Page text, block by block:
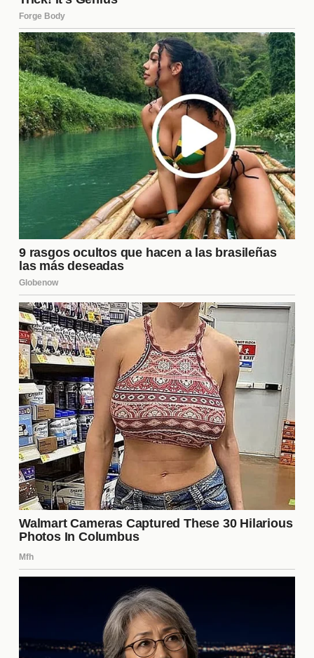
ser estables a largo plazo si ambas partes están
comprometidas a trabajar en su relación. La clave
está en la comunicación constante, la confianza y
el respeto mutuo. Muchas parejas que optan por
este estilo de relación descubren que, al enfrentar
juntos los desafíos y celebrar las alegrías, pueden
construir un vínculo sólido y duradero. Sin embargo,
es importante que ambas partes estén en la misma
página y dispuestas a adaptarse a medida que
evolucionan sus necesidades y deseos.